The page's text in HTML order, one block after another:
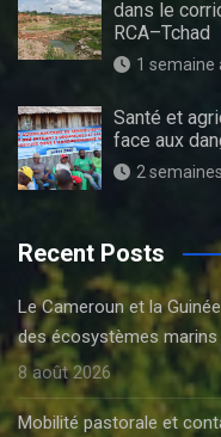
dans le
RCA–Tchad
1 semaine
Santé et
face aux
2
Recent Posts
Le Cameroun et la
des écosystèmes marins
8 août 2026
Mobilité pastorale et